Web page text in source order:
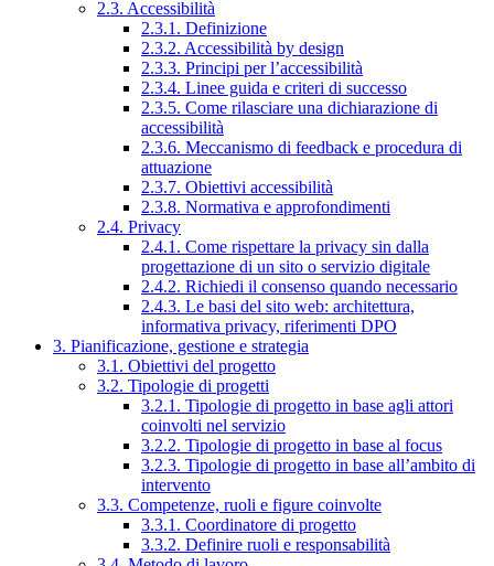
2.3. Accessibilità
2.3.1. Definizione
2.3.2. Accessibilità by design
2.3.3. Principi per l’accessibilità
2.3.4. Linee guida e criteri di successo
2.3.5. Come rilasciare una dichiarazione di
accessibilità
2.3.6. Meccanismo di feedback e procedura di
attuazione
2.3.7. Obiettivi accessibilità
2.3.8. Normativa e approfondimenti
2.4. Privacy
2.4.1. Come rispettare la privacy sin dalla
progettazione di un sito o servizio digitale
2.4.2. Richiedi il consenso quando necessario
2.4.3. Le basi del sito web: architettura,
informativa privacy, riferimenti DPO
3. Pianificazione, gestione e strategia
3.1. Obiettivi del progetto
3.2. Tipologie di progetti
3.2.1. Tipologie di progetto in base agli attori
coinvolti nel servizio
3.2.2. Tipologie di progetto in base al focus
3.2.3. Tipologie di progetto in base all’ambito di
intervento
3.3. Competenze, ruoli e figure coinvolte
3.3.1. Coordinatore di progetto
3.3.2. Definire ruoli e responsabilità